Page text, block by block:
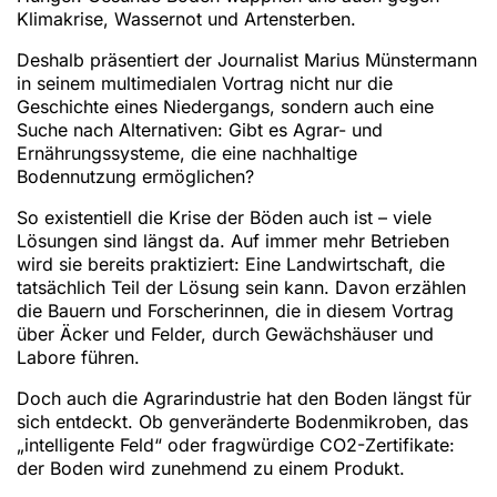
Klimakrise, Wassernot und Artensterben.
Deshalb präsentiert der Journalist Marius Münstermann
in seinem multimedialen Vortrag nicht nur die
Geschichte eines Niedergangs, sondern auch eine
Suche nach Alternativen: Gibt es Agrar- und
Ernährungssysteme, die eine nachhaltige
Bodennutzung ermöglichen?
So existentiell die Krise der Böden auch ist – viele
Lösungen sind längst da. Auf immer mehr Betrieben
wird sie bereits praktiziert: Eine Landwirtschaft, die
tatsächlich Teil der Lösung sein kann. Davon erzählen
die Bauern und Forscherinnen, die in diesem Vortrag
über Äcker und Felder, durch Gewächshäuser und
Labore führen.
Doch auch die Agrarindustrie hat den Boden längst für
sich entdeckt. Ob genveränderte Bodenmikroben, das
„intelligente Feld“ oder fragwürdige CO2-Zertifikate:
der Boden wird zunehmend zu einem Produkt.